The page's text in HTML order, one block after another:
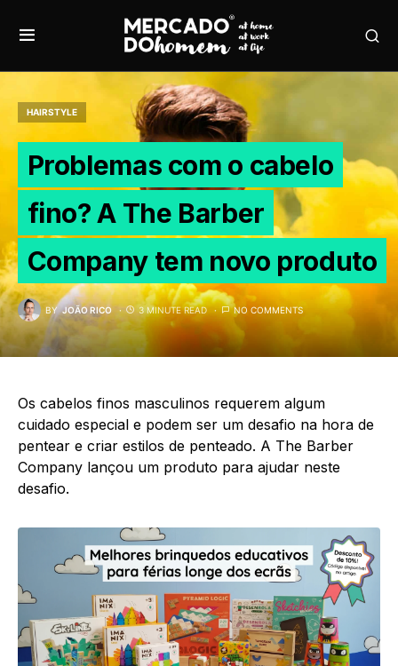
HAIRSTYLE
Problemas com o cabelo
fino? A The Barber
Company tem novo produto
BY JOÃO RICO 3 MINUTE READ NO COMMENTS
Os cabelos finos masculinos requerem algum
cuidado especial e podem ser um desafio na hora de
pentear e criar estilos de penteado. A The Barber
Company lançou um produto para ajudar neste
desafio.